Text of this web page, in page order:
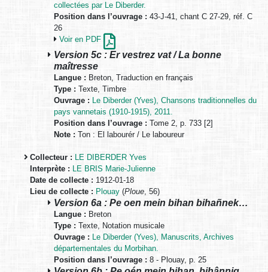
collectées par Le Diberder.
Position dans l’ouvrage : 43-J-41, chant C 27-29, réf. C
26
Voir en PDF
Version 5c : Er vestrez vat / La bonne
maîtresse
Langue : Breton, Traduction en français
Type : Texte, Timbre
Ouvrage : Le Diberder (Yves), Chansons traditionnelles du
pays vannetais (1910-1915), 2011.
Position dans l’ouvrage : Tome 2, p. 733 [2]
Note : Ton : El labourér / Le laboureur
Collecteur : LE DIBERDER Yves
Interprète : LE BRIS Marie-Julienne
Date de collecte : 1912-01-18
Lieu de collecte : Plouay (Ploue, 56)
Version 6a : Pe oen mein bihan bihañnek…
Langue : Breton
Type : Texte, Notation musicale
Ouvrage : Le Diberder (Yves), Manuscrits, Archives
départementales du Morbihan.
Position dans l’ouvrage : 8 - Plouay, p. 25